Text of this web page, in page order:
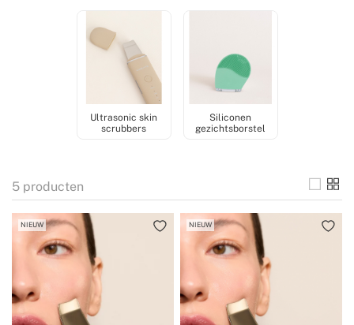
Ultrasonic skin
scrubbers
Siliconen
gezichtsborstel
5 producten
NIEUW NIEUW